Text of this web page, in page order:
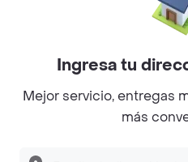
Calificaciones y
5
Ingresa tu
Mejor servicio, entregas
más